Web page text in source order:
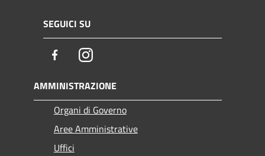
SEGUICI SU
FacebookInstagram
AMMINISTRAZIONE
Organi di Governo
Aree Amministrative
Uffici